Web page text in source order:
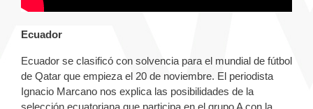
Ecuador
Ecuador se clasificó con solvencia para el mundial de fútbol
de Qatar que empieza el 20 de noviembre. El periodista
Ignacio Marcano nos explica las posibilidades de la
selección ecuatoriana que participa en el grupo A con la